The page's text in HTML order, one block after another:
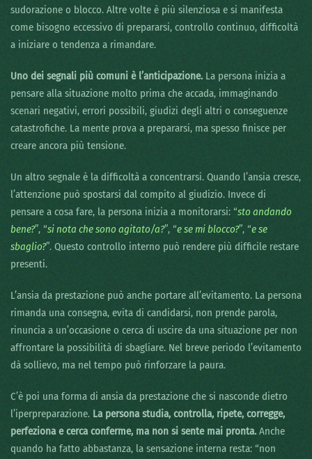
sudorazione o blocco. Altre volte è più silenziosa e si manifesta
come bisogno eccessivo di prepararsi, controllo continuo, difficoltà
a iniziare o tendenza a rimandare.
Uno dei segnali più comuni è l’anticipazione. La persona inizia a
pensare alla situazione molto prima che accada, immaginando
scenari negativi, errori possibili, giudizi degli altri o conseguenze
catastrofiche. La mente prova a prepararsi, ma spesso finisce per
creare ancora più tensione.
Un altro segnale è la difficoltà a concentrarsi. Quando l’ansia cresce,
l’attenzione può spostarsi dal compito al giudizio. Invece di
pensare a cosa fare, la persona inizia a monitorarsi: “sto andando
bene?”, “si nota che sono agitato/a?”, “e se mi blocco?”, “e se
sbaglio?”. Questo controllo interno può rendere più difficile restare
presenti.
L’ansia da prestazione può anche portare all’evitamento. La persona
rimanda una consegna, evita di candidarsi, non prende parola,
rinuncia a un’occasione o cerca di uscire da una situazione per non
affrontare la possibilità di sbagliare. Nel breve periodo l’evitamento
dà sollievo, ma nel tempo può rinforzare la paura.
C’è poi una forma di ansia da prestazione che si nasconde dietro
l’iperpreparazione. La persona studia, controlla, ripete, corregge,
perfeziona e cerca conferme, ma non si sente mai pronta. Anche
quando ha fatto abbastanza, la sensazione interna resta: “non